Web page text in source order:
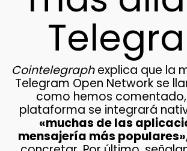
Cointelegraphexplica que la
Telegram Open Network se
como hemos
plataforma se integrará
«muchas de las
mensajería más populares»